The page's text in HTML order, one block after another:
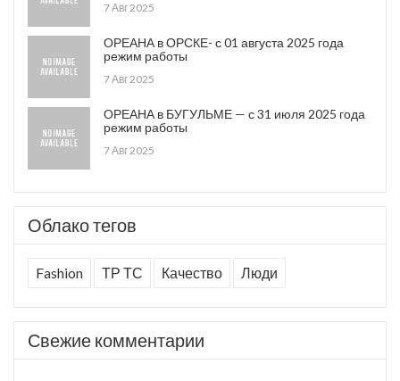
7 Авг 2025
ОРЕАНА в ОРСКЕ- с 01 августа 2025 года
режим работы
7 Авг 2025
ОРЕАНА в БУГУЛЬМЕ — с 31 июля 2025 года
режим работы
7 Авг 2025
Облако тегов
Fashion ТР ТС Качество Люди
Свежие комментарии